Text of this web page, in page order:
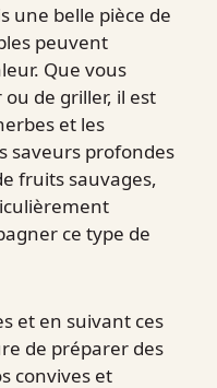
une belle pièce de
peuvent
Que vous
de griller, il est
et les
saveurs profondes
fruits sauvages,
ce type de
et en suivant ces
de préparer des
convives et